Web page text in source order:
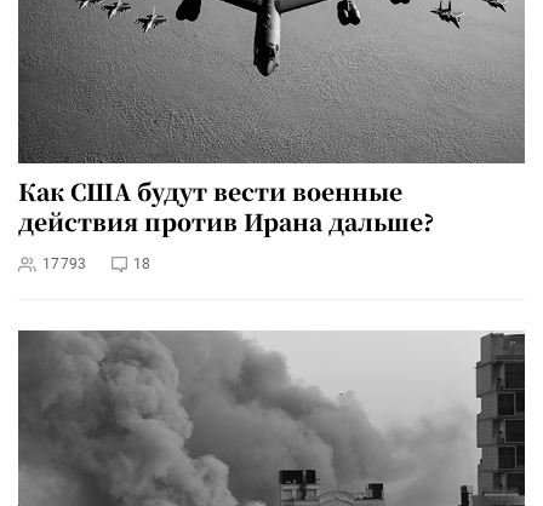
Как США будут вести военные
действия против Ирана дальше?
17793 18